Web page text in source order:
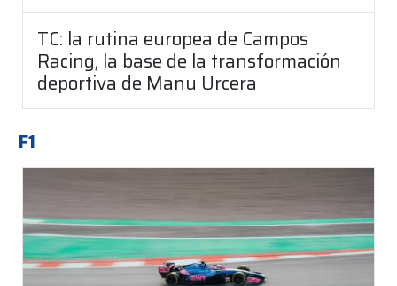
TC: la rutina europea de Campos
Racing, la base de la transformación
deportiva de Manu Urcera
F1